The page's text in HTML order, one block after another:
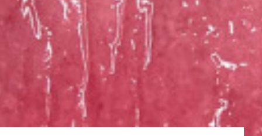
ACTUALITÉS
CONTACTEZ-NOUS